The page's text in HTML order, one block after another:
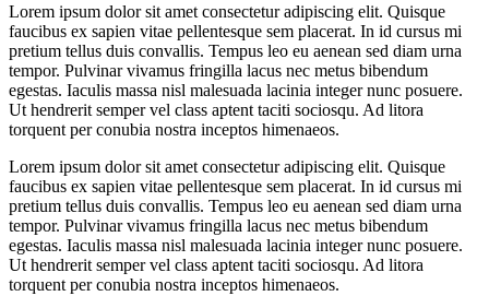
Lorem ipsum dolor sit amet consectetur adipiscing elit. Quisque
faucibus ex sapien vitae pellentesque sem placerat. In id cursus mi
pretium tellus duis convallis. Tempus leo eu aenean sed diam urna
tempor. Pulvinar vivamus fringilla lacus nec metus bibendum
egestas. Iaculis massa nisl malesuada lacinia integer nunc posuere.
Ut hendrerit semper vel class aptent taciti sociosqu. Ad litora
torquent per conubia nostra inceptos himenaeos.
Lorem ipsum dolor sit amet consectetur adipiscing elit. Quisque
faucibus ex sapien vitae pellentesque sem placerat. In id cursus mi
pretium tellus duis convallis. Tempus leo eu aenean sed diam urna
tempor. Pulvinar vivamus fringilla lacus nec metus bibendum
egestas. Iaculis massa nisl malesuada lacinia integer nunc posuere.
Ut hendrerit semper vel class aptent taciti sociosqu. Ad litora
torquent per conubia nostra inceptos himenaeos.